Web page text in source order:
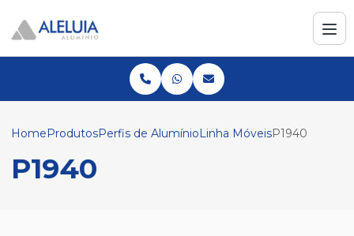
HomeProdutosPerfis de AlumínioLinha MóveisP1940
P1940